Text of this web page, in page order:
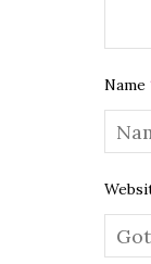
Name